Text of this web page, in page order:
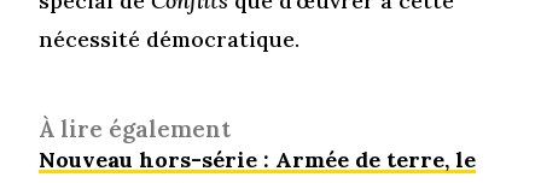
nécessité démocratique.
À lire également
Nouveau hors-série : Armée de terre, le